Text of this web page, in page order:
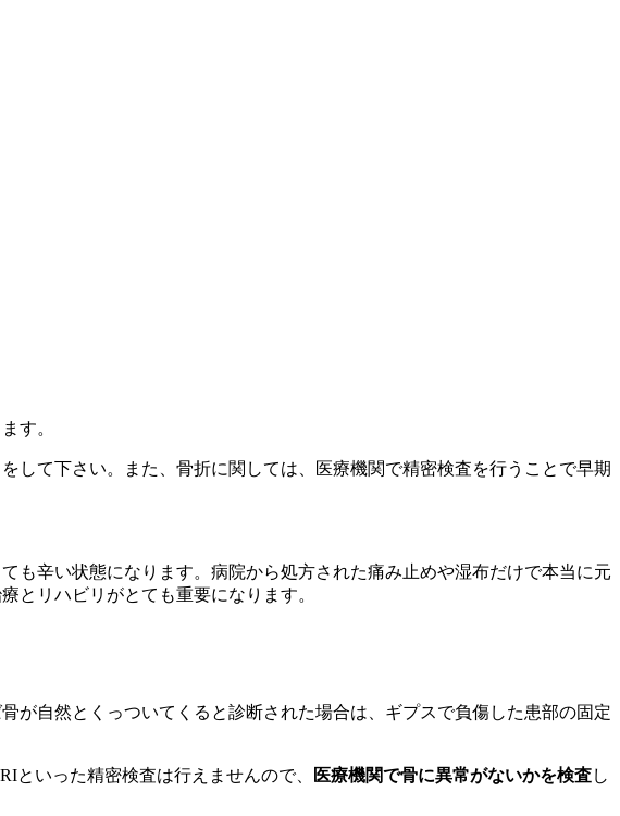
す。
して下さい。また、骨折に関しては、医療機関で精密検査を行うことで早期
も辛い状態になります。病院から処方された痛み止めや湿布だけで本当に元
とリハビリがとても重要になります。
が自然とくっついてくると診断された場合は、ギプスで負傷した患部の固定
といった精密検査は行えませんので、 医療機関で骨に異常がないかを検査し